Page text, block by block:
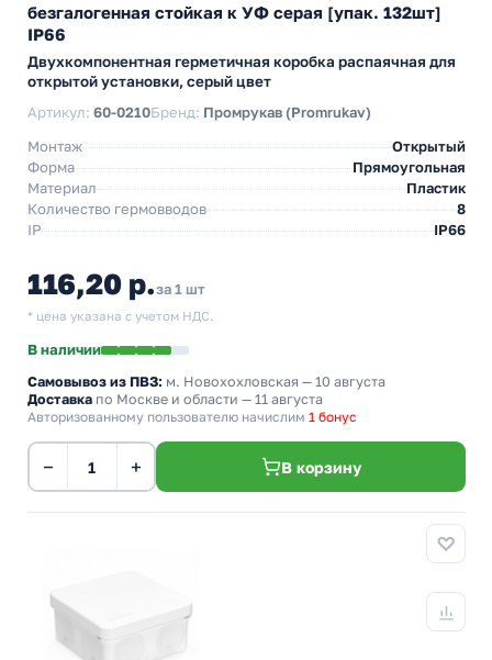
безгалогенная стойкая к УФ серая [упак. 132шт]
IP66
Двухкомпонентная герметичная коробка распаячная для
открытой установки, серый цвет
Артикул: 60-0210Бренд: Промрукав (Promrukav)
Монтаж
Открытый
Форма
Прямоугольная
Материал
Пластик
Количество гермовводов
8
IP
IP66
116,20 р.за 1 шт
* цена указана с учетом НДС.
В наличии
Самовывоз из ПВЗ: м. Новохохловская — 10 августа
Доставка по Москве и области — 11 августа
Авторизованному пользователю начислим 1 бонус
− + В корзину